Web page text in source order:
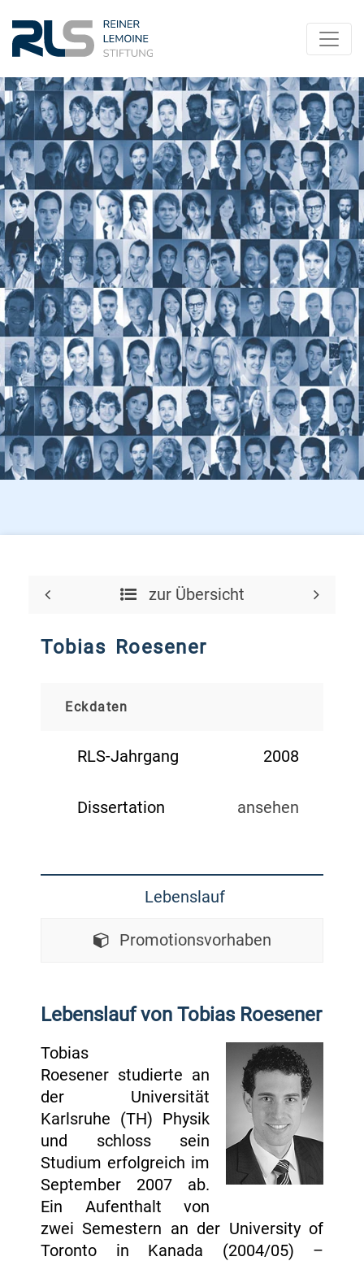
zur Übersicht
Tobias Roesener
Eckdaten
RLS-Jahrgang 2008
Dissertation ansehen
Lebenslauf
Promotionsvorhaben
Lebenslauf von Tobias Roesener
Tobias
Roesener studierte an
der Universität
Karlsruhe (TH) Physik
und schloss sein
Studium erfolgreich im
September 2007 ab.
Ein Aufenthalt von
zwei Semestern an der University of
Toronto in Kanada (2004/05) –